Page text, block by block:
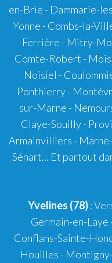
en-Brie - Dammarie-
Yonne - Combs-la-
Ferrière - Mitry-
Comte-Robert -
Noisiel -
Ponthierry -
sur-Marne -
Claye-Souilly -
Armainvilliers -
Sénart... Et partout
Yvelines (78):
Germain-en-
Conflans-Sainte-
Houilles -